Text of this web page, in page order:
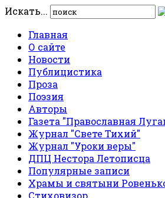
Искать...
Главная
О сайте
Новости
Публицистика
Проза
Поэзия
Авторы
Газета "Православная
Журнал "Свете Тихий"
Журнал "Уроки веры"
ДПЦ Нестора Летописца
Популярные записи
Храмы и святыни
Стиховизор